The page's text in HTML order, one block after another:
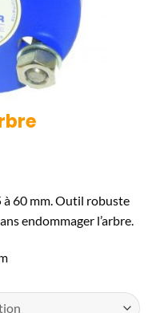
à 60 mm. Outil robuste
endommager l’arbre.